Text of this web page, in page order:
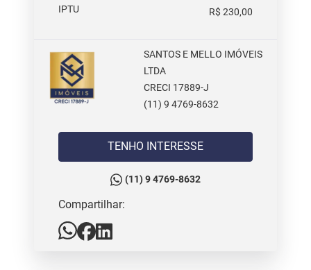
IPTU
R$ 230,00
SANTOS E MELLO IMÓVEIS
LTDA
CRECI 17889-J
(11) 9 4769-8632
TENHO INTERESSE
(11) 9 4769-8632
Compartilhar: